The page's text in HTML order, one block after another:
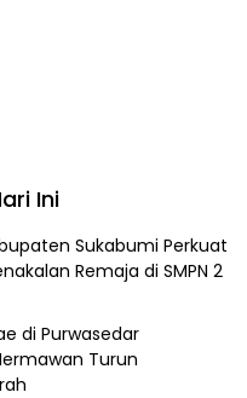
Ini
Sukabumi Perkuat
Remaja di SMPN 2
di Purwasedar
Turun